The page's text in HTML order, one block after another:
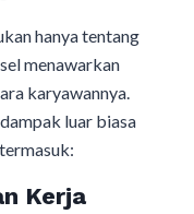
hanya tentang
menawarkan
karyawannya.
luar biasa
Kerja